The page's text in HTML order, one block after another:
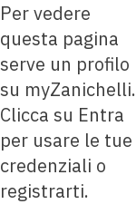
Per vedere
questa pagina
serve un profilo
su myZanichelli.
Clicca su Entra
per usare le tue
credenziali o
registrarti.